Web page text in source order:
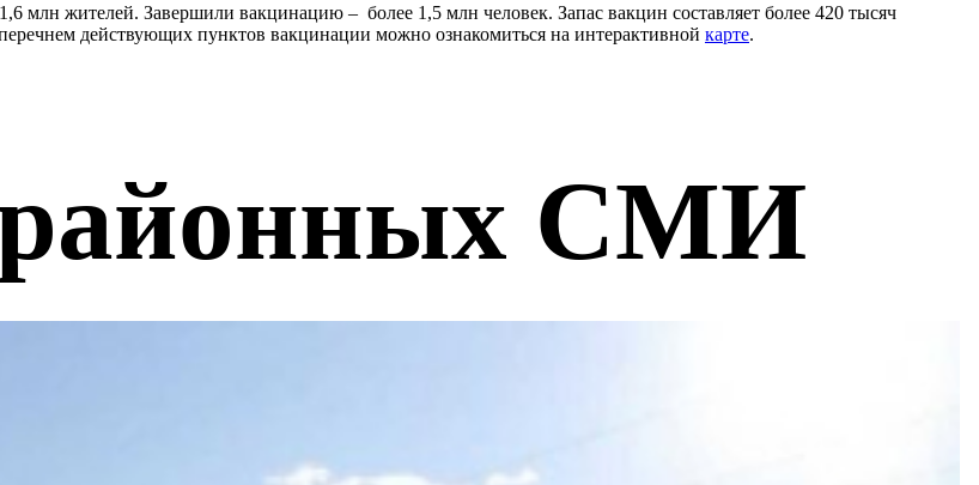
млн жителей. Завершили вакцинацию – более 1,5 млн человек. Запас вакцин составляет более 420 тысяч
действующих пунктов вакцинации можно ознакомиться на интерактивной карте.